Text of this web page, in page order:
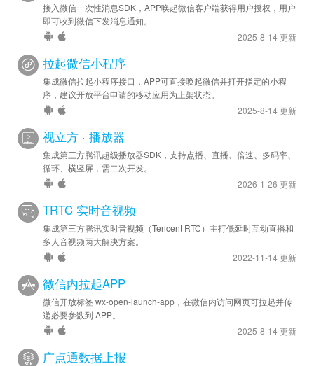
接入微信一次性消息SDK，APP唤起微信客户端获得用户授权，用户
即可收到微信下发消息通知。
2025-8-14 更新
拉起微信小程序
集成微信拉起小程序接口，APP可直接唤起微信并打开指定的小程
序，建议开放平台申请的移动应用为上架状态。
2025-8-14 更新
视立方 · 播放器
集成第三方腾讯超级播放器SDK，支持点播、直播、倍速、多码率、
循环、横竖屏，需二次开发。
2026-1-26 更新
TRTC 实时音视频
集成第三方腾讯实时音视频（Tencent RTC）主打低延时互动直播和
多人音视频两大解决方案。
2022-11-14 更新
微信内拉起APP
微信开放标签 wx-open-launch-app，在微信内访问网页可拉起并传
递必要参数到 APP。
2025-8-14 更新
广点通数据上报